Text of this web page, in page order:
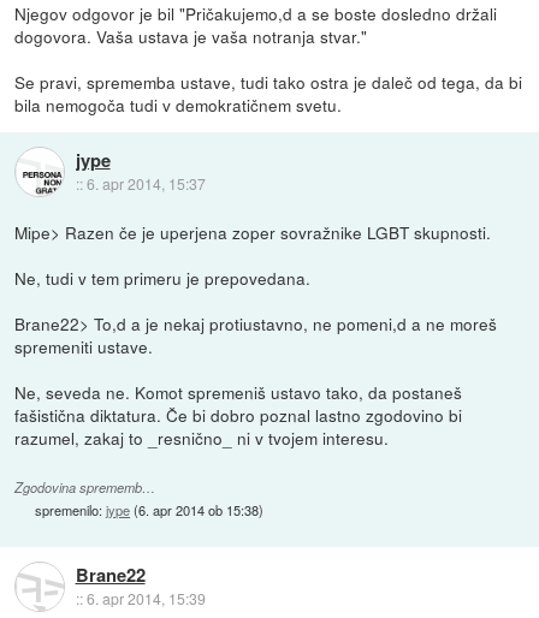
Njegov odgovor je bil "Pričakujemo,d a se boste dosledno držali
dogovora. Vaša ustava je vaša notranja stvar."
Se pravi, sprememba ustave, tudi tako ostra je daleč od tega, da bi
bila nemogoča tudi v demokratičnem svetu.
jype
::6. apr 2014, 15:37
Mipe> Razen če je uperjena zoper sovražnike LGBT skupnosti.
Ne, tudi v tem primeru je prepovedana.
Brane22> To,d a je nekaj protiustavno, ne pomeni,d a ne moreš
spremeniti ustave.
Ne, seveda ne. Komot spremeniš ustavo tako, da postaneš
fašistična diktatura. Če bi dobro poznal lastno zgodovino bi
razumel, zakaj to _resnično_ ni v tvojem interesu.
Zgodovina sprememb…
spremenilo:jype(6. apr 2014 ob 15:38)
Brane22
::6. apr 2014, 15:39